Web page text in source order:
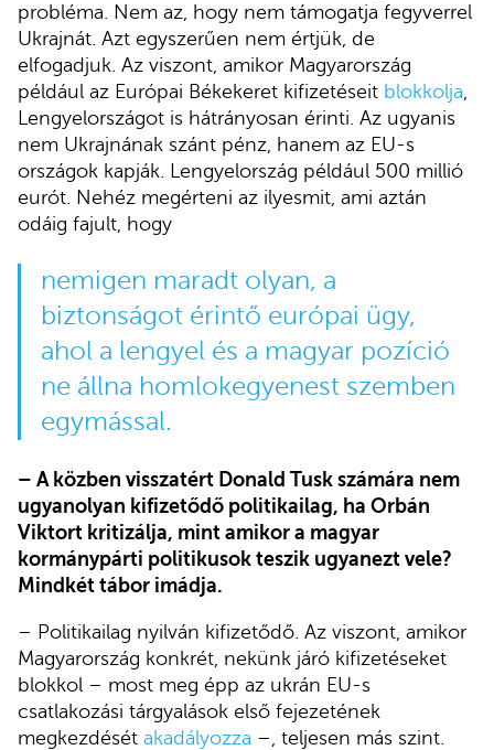
probléma. Nem az, hogy nem támogatja fegyverrel
Ukrajnát. Azt egyszerűen nem értjük, de
elfogadjuk. Az viszont, amikor Magyarország
például az Európai Békekeret kifizetéseit blokkolja,
Lengyelországot is hátrányosan érinti. Az ugyanis
nem Ukrajnának szánt pénz, hanem az EU-s
országok kapják. Lengyelország például 500 millió
eurót. Nehéz megérteni az ilyesmit, ami aztán
odáig fajult, hogy
nemigen maradt olyan, a
biztonságot érintő európai ügy,
ahol a lengyel és a magyar pozíció
ne állna homlokegyenest szemben
egymással.
– A közben visszatért Donald Tusk számára nem
ugyanolyan kifizetődő politikailag, ha Orbán
Viktort kritizálja, mint amikor a magyar
kormánypárti politikusok teszik ugyanezt vele?
Mindkét tábor imádja.
– Politikailag nyilván kifizetődő. Az viszont, amikor
Magyarország konkrét, nekünk járó kifizetéseket
blokkol – most meg épp az ukrán EU-s
csatlakozási tárgyalások első fejezetének
megkezdését akadályozza –, teljesen más szint.